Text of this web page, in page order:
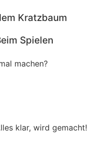
Kratzbaum
Spielen
machen?
klar, wird gemacht!